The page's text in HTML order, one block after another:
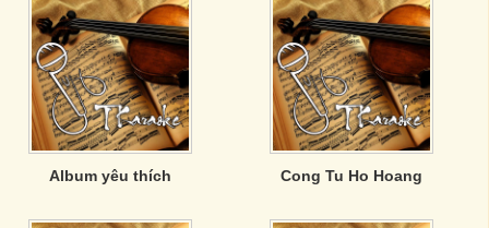
Album yêu thích Cong Tu Ho Hoang